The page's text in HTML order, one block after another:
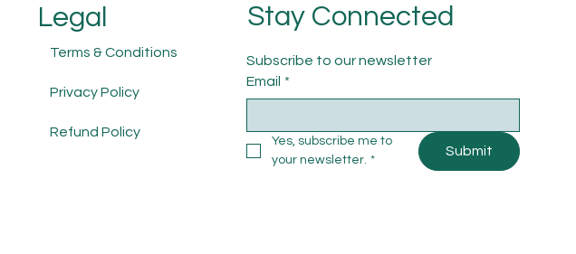
Legal
Terms & Conditions
Privacy Policy
Refund Policy
Stay Connected
Subscribe to our newsletter
Email *
Yes, subscribe me to
your newsletter. *
Submit